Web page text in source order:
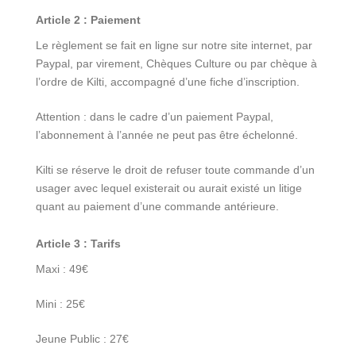
Article 2 : Paiement
Le règlement se fait en ligne sur notre site internet, par
Paypal, par virement, Chèques Culture ou par chèque à
l’ordre de Kilti, accompagné d’une fiche d’inscription.
Attention : dans le cadre d’un paiement Paypal,
l’abonnement à l’année ne peut pas être échelonné.
Kilti se réserve le droit de refuser toute commande d’un
usager avec lequel existerait ou aurait existé un litige
quant au paiement d’une commande antérieure.
Article 3 : Tarifs
Maxi : 49€
Mini : 25€
Jeune Public : 27€